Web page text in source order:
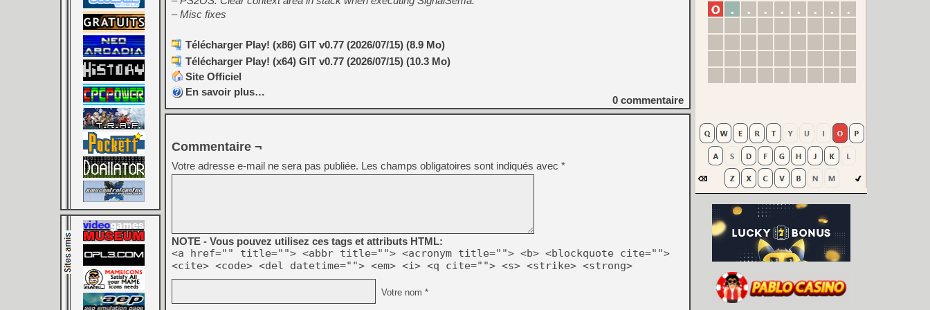
– Misc fixes
Télécharger Play! (x86) GIT v0.77 (2026/07/15) (8.9 Mo)
Télécharger Play! (x64) GIT v0.77 (2026/07/15) (10.3 Mo)
Site Officiel
En savoir plus…
0 commentaire
Commentaire ¬
Votre adresse e-mail ne sera pas publiée. Les champs obligatoires sont indiqués avec *
NOTE - Vous pouvez utilisez ces tags et attributs HTML:
<a href="" title=""> <abbr title=""> <acronym title=""> <b> <blockquote cite="">
<cite> <code> <del datetime=""> <em> <i> <q cite=""> <s> <strike> <strong>
Votre nom *